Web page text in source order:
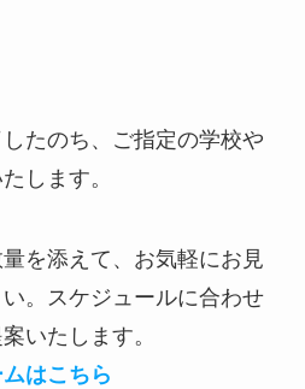
たのち、ご指定の学校や
します。
を添えて、お気軽にお見
。スケジュールに合わせ
いたします。
はこちら